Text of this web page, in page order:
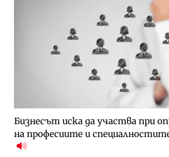
Бизнесът иска да участва при
на професиите и